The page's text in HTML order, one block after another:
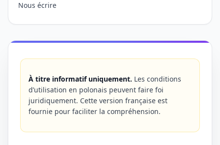
À titre informatif uniquement. Les conditions
d’utilisation en polonais peuvent faire foi
juridiquement. Cette version française est
fournie pour faciliter la compréhension.
Nous écrire